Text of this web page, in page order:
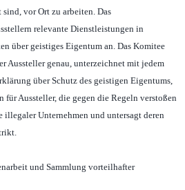
vor Ort zu arbeiten. Das
relevante Dienstleistungen in
über geistiges Eigentum an. Das Komitee
Aussteller genau, unterzeichnet mit jedem
über Schutz des geistigen Eigentums,
für Aussteller, die gegen die Regeln verstoßen
illegaler Unternehmen und untersagt deren
und Sammlung vorteilhafter